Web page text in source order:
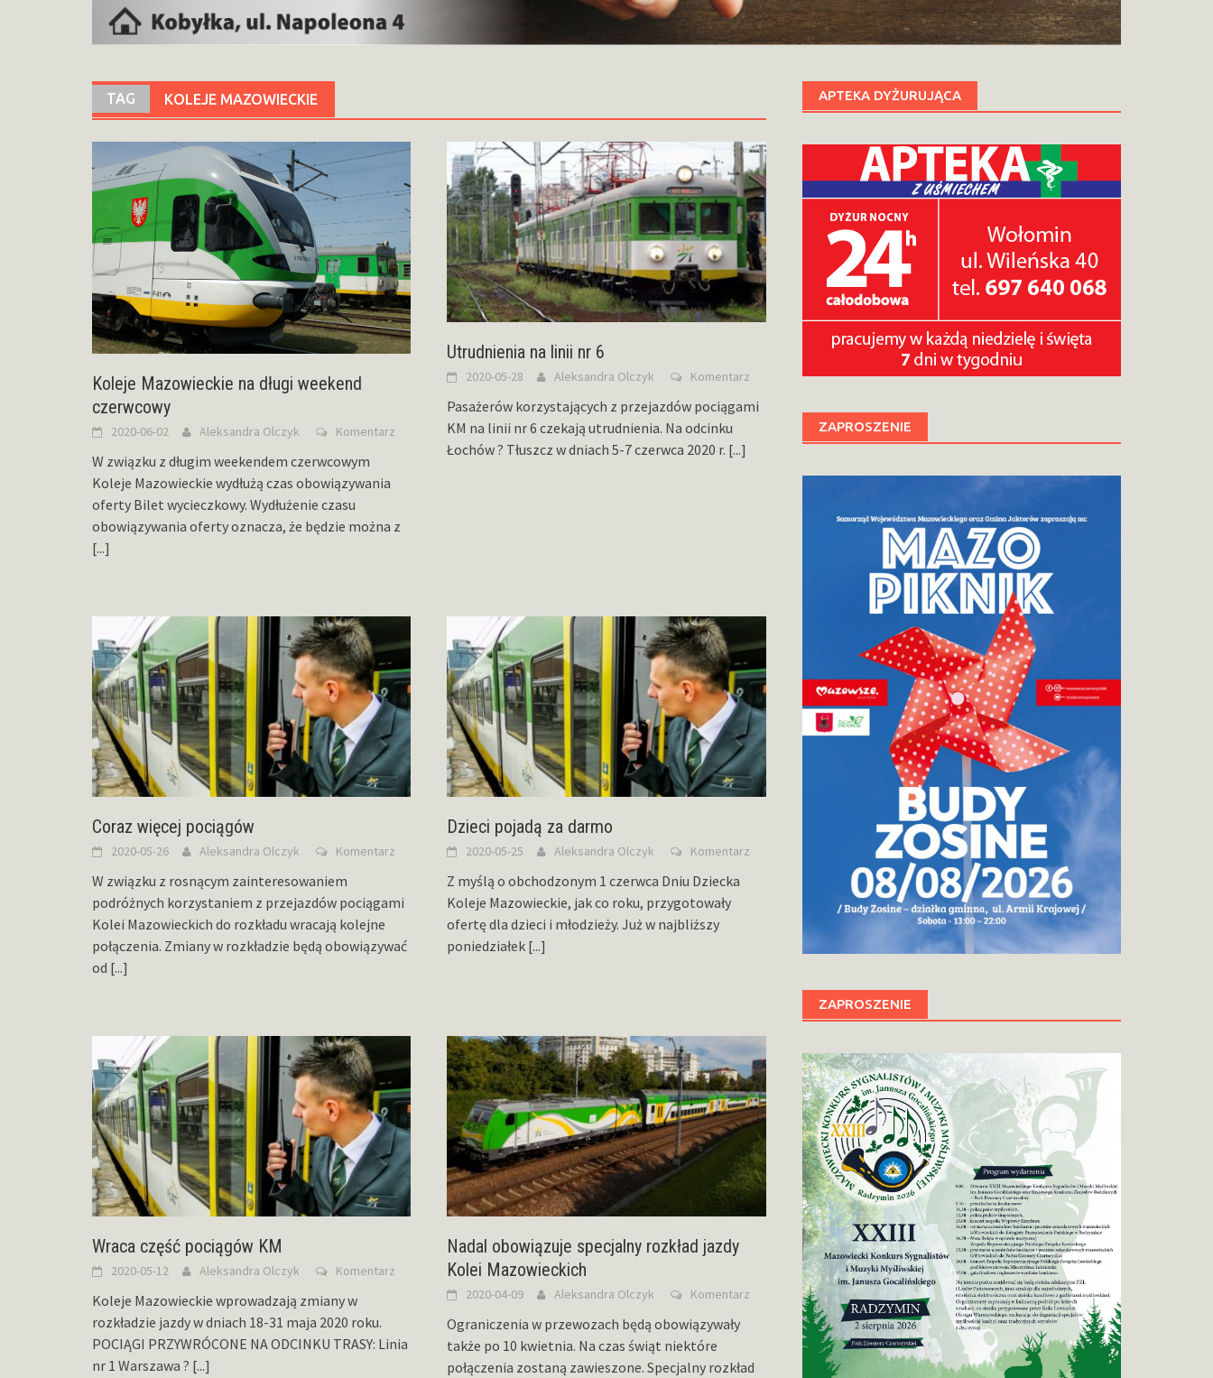
TAG KOLEJE MAZOWIECKIE
Koleje Mazowieckie na długi weekend
czerwcowy
2020-06-02 Aleksandra Olczyk Komentarz
W związku z długim weekendem czerwcowym
Koleje Mazowieckie wydłużą czas obowiązywania
oferty Bilet wycieczkowy. Wydłużenie czasu
obowiązywania oferty oznacza, że będzie można z
[...]
Utrudnienia na linii nr 6
2020-05-28 Aleksandra Olczyk Komentarz
Pasażerów korzystających z przejazdów pociągami
KM na linii nr 6 czekają utrudnienia. Na odcinku
Łochów ? Tłuszcz w dniach 5-7 czerwca 2020 r. [...]
Coraz więcej pociągów
2020-05-26 Aleksandra Olczyk Komentarz
W związku z rosnącym zainteresowaniem
podróżnych korzystaniem z przejazdów pociągami
Kolei Mazowieckich do rozkładu wracają kolejne
połączenia. Zmiany w rozkładzie będą obowiązywać
od [...]
Dzieci pojadą za darmo
2020-05-25 Aleksandra Olczyk Komentarz
Z myślą o obchodzonym 1 czerwca Dniu Dziecka
Koleje Mazowieckie, jak co roku, przygotowały
ofertę dla dzieci i młodzieży. Już w najbliższy
poniedziałek [...]
Wraca część pociągów KM
2020-05-12 Aleksandra Olczyk Komentarz
Koleje Mazowieckie wprowadzają zmiany w
rozkładzie jazdy w dniach 18-31 maja 2020 roku.
POCIĄGI PRZYWRÓCONE NA ODCINKU TRASY: Linia
nr 1 Warszawa ? [...]
Nadal obowiązuje specjalny rozkład jazdy
Kolei Mazowieckich
2020-04-09 Aleksandra Olczyk Komentarz
Ograniczenia w przewozach będą obowiązywały
także po 10 kwietnia. Na czas świąt niektóre
połączenia zostaną zawieszone. Specjalny rozkład
APTEKA DYŻURUJĄCA
ZAPROSZENIE
ZAPROSZENIE